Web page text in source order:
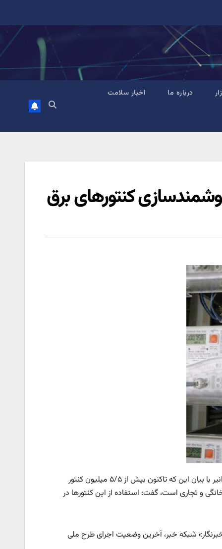
درباره ما اخبار سلامت
مدیرکل دفتر هوشمندسازی و فناوری‌های نوین شرکت توانیر با بیان این که تاکنون بیش از ۵/۵ میلیون کنتور
آن مربوط به مشترکان خانگی و تجاری است، گفت: استفاده از این کنتورها در
خبرنگار» شبکه خبر، آخرین وضعیت اجرای طرح ملی